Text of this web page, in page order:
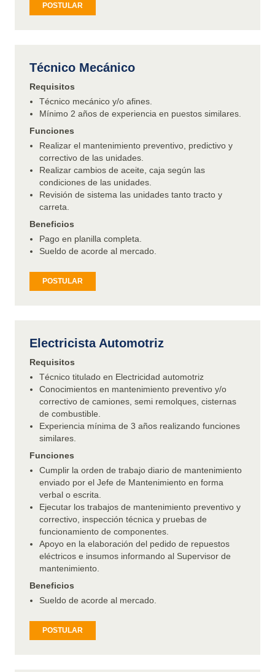
POSTULAR
Técnico Mecánico
Requisitos
Técnico mecánico y/o afines.
Mínimo 2 años de experiencia en puestos similares.
Funciones
Realizar el mantenimiento preventivo, predictivo y
correctivo de las unidades.
Realizar cambios de aceite, caja según las
condiciones de las unidades.
Revisión de sistema las unidades tanto tracto y
carreta.
Beneficios
Pago en planilla completa.
Sueldo de acorde al mercado.
POSTULAR
Electricista Automotriz
Requisitos
Técnico titulado en Electricidad automotriz
Conocimientos en mantenimiento preventivo y/o
correctivo de camiones, semi remolques, cisternas
de combustible.
Experiencia mínima de 3 años realizando funciones
similares.
Funciones
Cumplir la orden de trabajo diario de mantenimiento
enviado por el Jefe de Mantenimiento en forma
verbal o escrita.
Ejecutar los trabajos de mantenimiento preventivo y
correctivo, inspección técnica y pruebas de
funcionamiento de componentes.
Apoyo en la elaboración del pedido de repuestos
eléctricos e insumos informando al Supervisor de
mantenimiento.
Beneficios
Sueldo de acorde al mercado.
POSTULAR